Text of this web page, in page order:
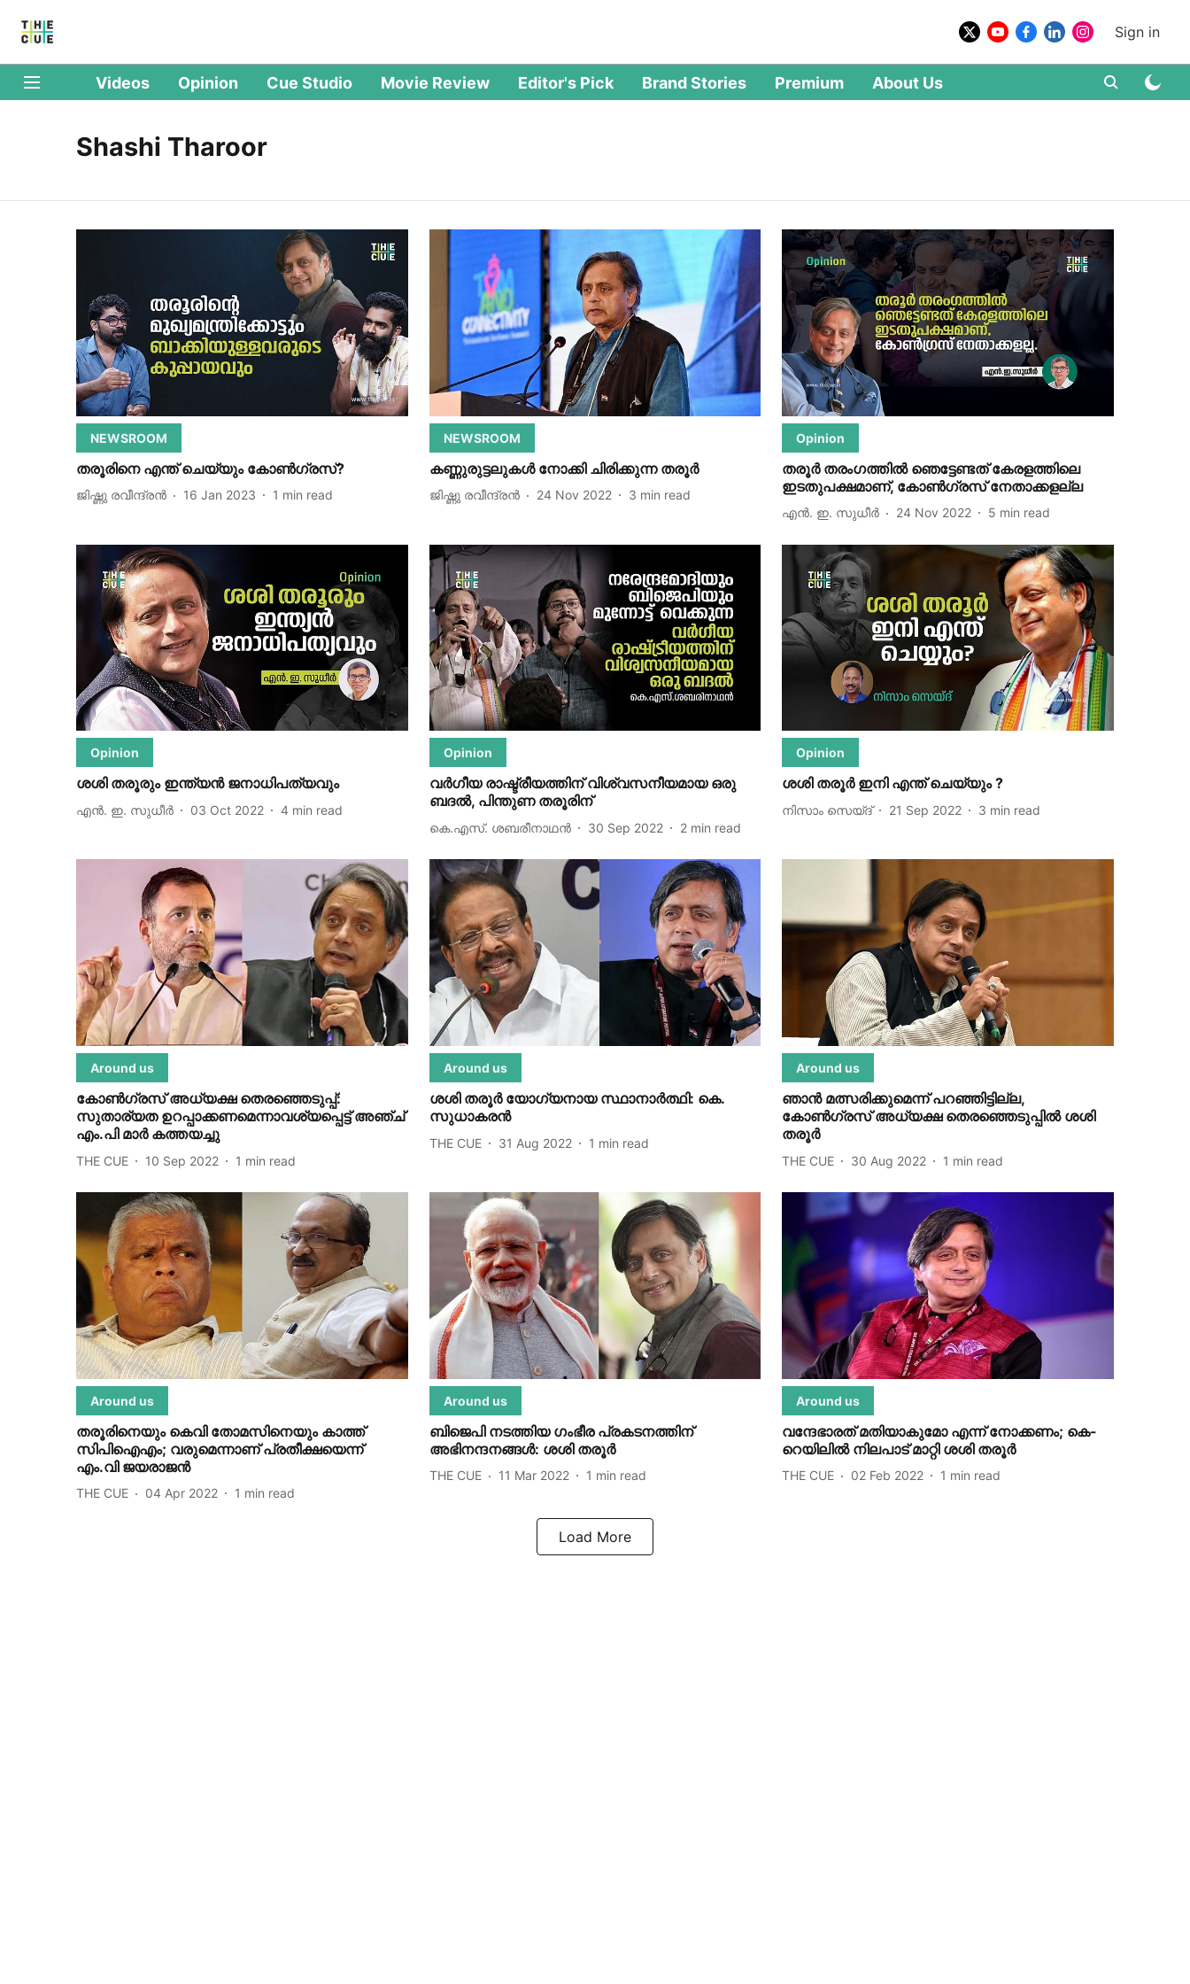
Sign in
Videos Opinion Cue Studio Movie Review Editor's Pick Brand Stories Premium About Us
Shashi Tharoor
NEWSROOM
തരൂരിനെ എന്ത് ചെയ്യും കോൺഗ്രസ്?
ജിഷ്ണു രവീന്ദ്രന്‍ 16 Jan 2023 1 min read
NEWSROOM
കണ്ണുരുട്ടലുകൾ നോക്കി ചിരിക്കുന്ന തരൂർ
ജിഷ്ണു രവീന്ദ്രന്‍ 24 Nov 2022 3 min read
Opinion
തരൂര്‍ തരംഗത്തില്‍ ഞെട്ടേണ്ടത് കേരളത്തിലെ
ഇടതുപക്ഷമാണ്, കോണ്‍ഗ്രസ് നേതാക്കളല്ല
എന്‍. ഇ. സുധീര്‍ 24 Nov 2022 5 min read
Opinion
ശശി തരൂരും ഇന്ത്യൻ ജനാധിപത്യവും
എന്‍. ഇ. സുധീര്‍ 03 Oct 2022 4 min read
Opinion
വർഗീയ രാഷ്ട്രീയത്തിന് വിശ്വസനീയമായ ഒരു
ബദൽ, പിന്തുണ തരൂരിന്
കെ.എസ്. ശബരീനാഥൻ 30 Sep 2022 2 min read
Opinion
ശശി തരൂര്‍ ഇനി എന്ത് ചെയ്യും ?
നിസാം സെയ്ദ് 21 Sep 2022 3 min read
Around us
കോൺഗ്രസ് അധ്യക്ഷ തെരഞ്ഞെടുപ്പ്:
സുതാര്യത ഉറപ്പാക്കണമെന്നാവശ്യപ്പെട്ട് അഞ്ച്
എം.പി മാർ കത്തയച്ചു
THE CUE 10 Sep 2022 1 min read
Around us
ശശി തരൂര്‍ യോഗ്യനായ സ്ഥാനാര്‍ത്ഥി: കെ.
സുധാകരന്‍
THE CUE 31 Aug 2022 1 min read
Around us
ഞാന്‍ മത്സരിക്കുമെന്ന് പറഞ്ഞിട്ടില്ല,
കോണ്‍ഗ്രസ് അധ്യക്ഷ തെരഞ്ഞെടുപ്പില്‍ ശശി
തരൂര്‍
THE CUE 30 Aug 2022 1 min read
Around us
തരൂരിനെയും കെവി തോമസിനെയും കാത്ത്
സിപിഐഎം; വരുമെന്നാണ് പ്രതീക്ഷയെന്ന്
എം.വി ജയരാജന്‍
THE CUE 04 Apr 2022 1 min read
Around us
ബിജെപി നടത്തിയ ഗംഭീര പ്രകടനത്തിന്
അഭിനന്ദനങ്ങള്‍: ശശി തരൂര്‍
THE CUE 11 Mar 2022 1 min read
Around us
വന്ദേഭാരത് മതിയാകുമോ എന്ന് നോക്കണം; കെ-
റെയിലില്‍ നിലപാട് മാറ്റി ശശി തരൂര്‍
THE CUE 02 Feb 2022 1 min read
Load More